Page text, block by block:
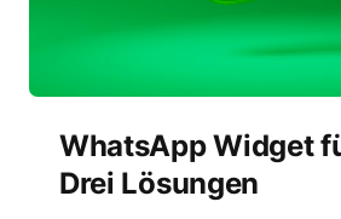
WhatsApp Widget
Drei Lösungen